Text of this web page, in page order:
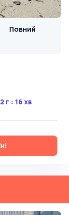
Повний
г : 16 хв